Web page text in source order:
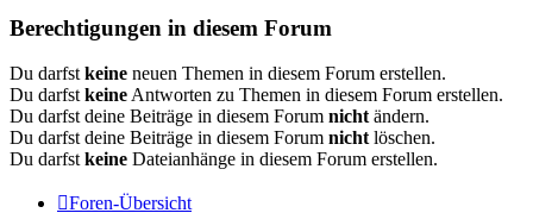
Berechtigungen in diesem Forum
Du darfstkeine neuen Themen in diesem Forum erstellen.
Du darfstkeineAntworten zu Themen in diesem Forum erstellen.
Du darfst deine Beiträge in diesem Forum nichtändern.
Du darfst deine Beiträge in diesem Forum nichtlöschen.
Du darfstkeine Dateianhänge in diesem Forum erstellen.
Foren-Übersicht